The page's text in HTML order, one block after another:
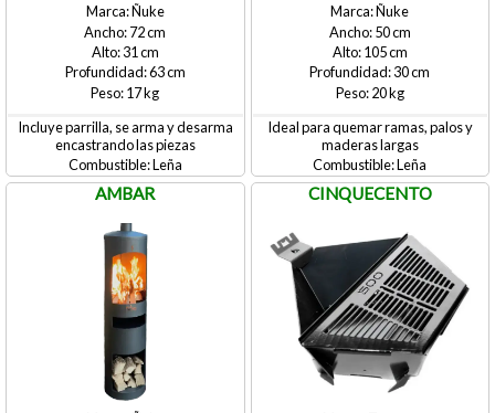
Ñuke
72
31
63
17
Incluye parrilla, se arma y desarma
encastrando las piezas
Leña
Ñuke
50
105
30
20
Ideal para quemar ramas, palos y
maderas largas
Leña
AMBAR CINQUECENTO